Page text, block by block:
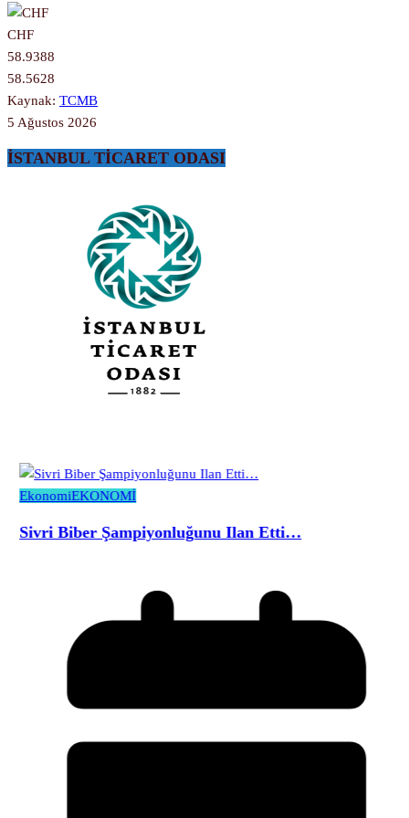
CHF
58.9388
58.5628
Kaynak: TCMB
5 Ağustos 2026
İSTANBUL TİCARET ODASI
EkonomiEKONOMİ
Sivri Biber Şampiyonluğunu Ilan Etti…